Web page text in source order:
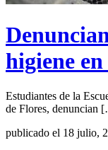
higiene
Estudiantes de la
de Flores, denuncian
publicado el 18 julio,